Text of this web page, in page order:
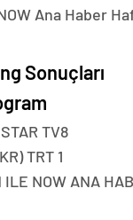
Ana Haber
Sonuçları
TV8
TRT 1
ILE NOW ANA